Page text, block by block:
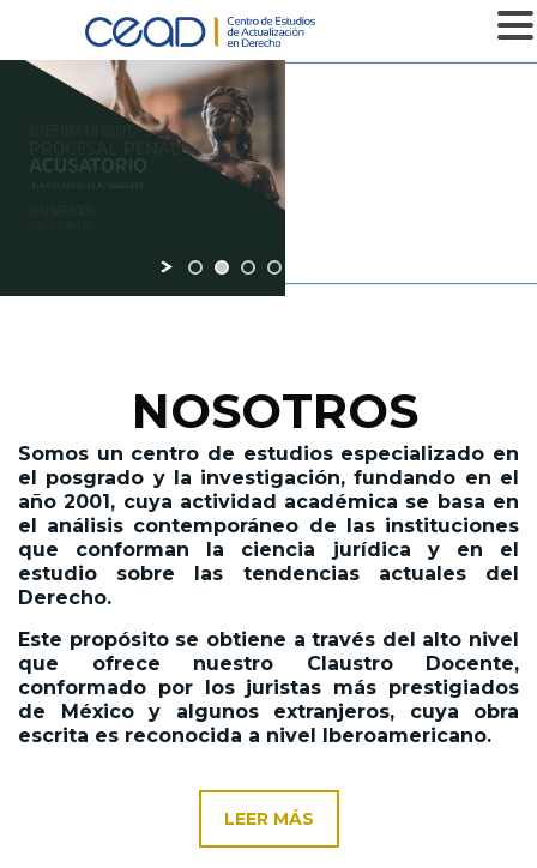
NOSOTROS
Somos un centro de estudios especializado en
el posgrado y la investigación,fundando en el
año 2001, cuya actividad académica se basa en
el análisis contemporáneo de las instituciones
que conforman la ciencia jurídica y en el
estudio sobre las tendencias actuales del
Derecho.
Este propósito se obtiene a través del alto nivel
que ofrece nuestro Claustro Docente,
conformado por los juristas más prestigiados
de México y algunos extranjeros, cuya obra
escrita es reconocida a nivel Iberoamericano.
LEER MÁS